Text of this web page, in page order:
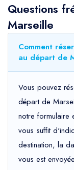
Questions
Marseille
Comment
au départ de
Vous pouvez
départ de
notre
vous suffit
destination, la
vous est